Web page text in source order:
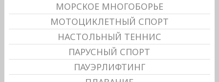
МОРСКОЕ МНОГОБОРЬЕ
МОТОЦИКЛЕТНЫЙ СПОРТ
НАСТОЛЬНЫЙ ТЕННИС
ПАРУСНЫЙ СПОРТ
ПАУЭРЛИФТИНГ